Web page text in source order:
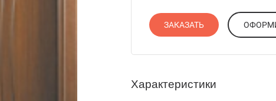
ЗАКАЗАТЬ
Характеристики